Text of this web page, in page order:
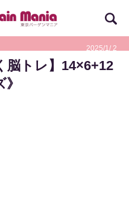
2025/1/ 2
脳トレ】14×6+12